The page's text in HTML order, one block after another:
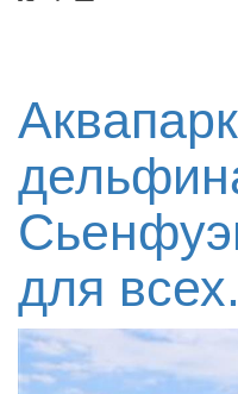
Аквапарк
для всех.